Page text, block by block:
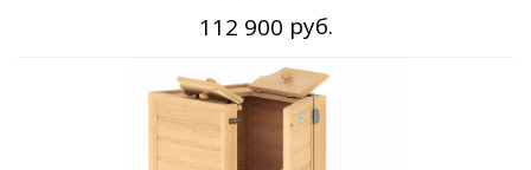
112 900 руб.